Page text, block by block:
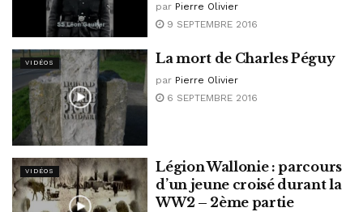
par Pierre Olivier
9 SEPTEMBRE 2016
VIDÉOS La mort de Charles Péguy
par Pierre Olivier
6 SEPTEMBRE 2016
VIDÉOS
Légion Wallonie : parcours
d’un jeune croisé durant la
WW2 – 2ème partie